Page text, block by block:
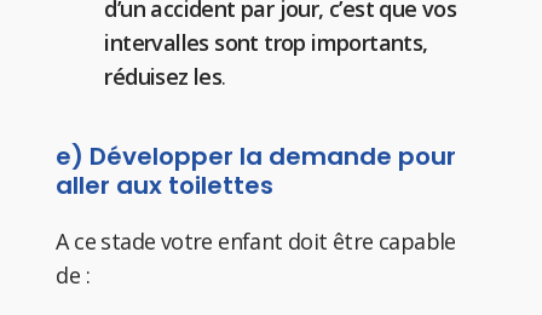
d’un accident par jour, c’est que vos
intervalles sont trop importants,
réduisez les.
e) Développer la demande pour
aller aux toilettes
A ce stade votre enfant doit être capable
de :